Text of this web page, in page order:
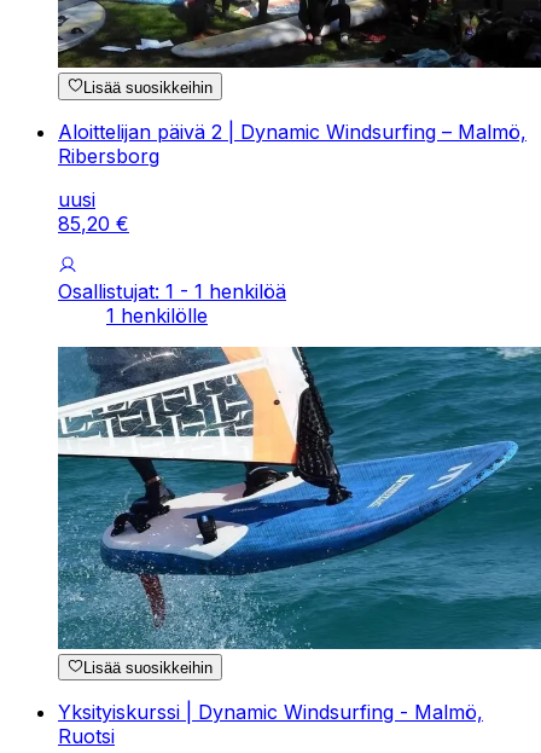
Lisää suosikkeihin
Aloittelijan päivä 2 | Dynamic Windsurfing – Malmö,
Ribersborg
uusi
85,20 €
Osallistujat: 1 - 1 henkilöä
1 henkilölle
Lisää suosikkeihin
Yksityiskurssi | Dynamic Windsurfing - Malmö,
Ruotsi